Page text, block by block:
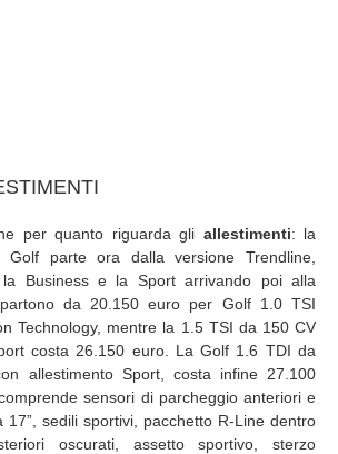
per quanto riguarda gli allestimenti: la
Golf parte ora dalla versione Trendline,
Business e la Sport arrivando poi alla
partono da 20.150 euro per Golf 1.0 TSI
Technology, mentre la 1.5 TSI da 150 CV
costa 26.150 euro. La Golf 1.6 TDI da
allestimento Sport, costa infine 27.100
sensori di parcheggio anteriori e
17”, sedili sportivi, pacchetto R-Line dentro
oscurati, assetto sportivo, sterzo